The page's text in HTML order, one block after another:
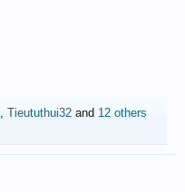
, Tieututhui32 and 12 others